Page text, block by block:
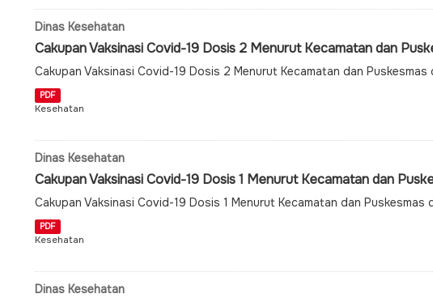
Dinas Kesehatan
Cakupan Vaksinasi Covid-19 Dosis 2 Menurut Kecamatan dan
Cakupan Vaksinasi Covid-19 Dosis 2 Menurut Kecamatan dan
PDF
Kesehatan
Dinas Kesehatan
Cakupan Vaksinasi Covid-19 Dosis 1 Menurut Kecamatan dan
Cakupan Vaksinasi Covid-19 Dosis 1 Menurut Kecamatan dan
PDF
Kesehatan
Dinas Kesehatan